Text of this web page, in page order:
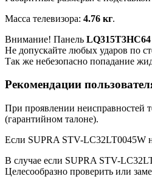
Масса телевизора: 4.76 кг.
Внимание! Панель LQ315T3HC64
Не допускайте любых ударов по
Так же небезопасно попадание
Рекомендации
При проявлении неисправностей
(гарантийном талоне).
Если SUPRA STV-LC32LT0045W
В случае если SUPRA STV-
Целесообразно проверить или